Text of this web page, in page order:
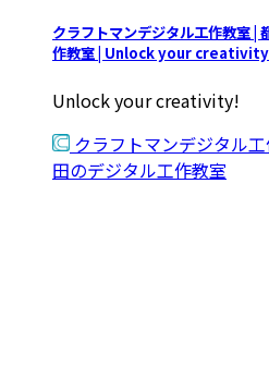
クラフトマンデジタル工作教室 |
作教室 | Unlock your
Unlock your creativity!
クラフトマンデジタル
田のデジタル工作教室